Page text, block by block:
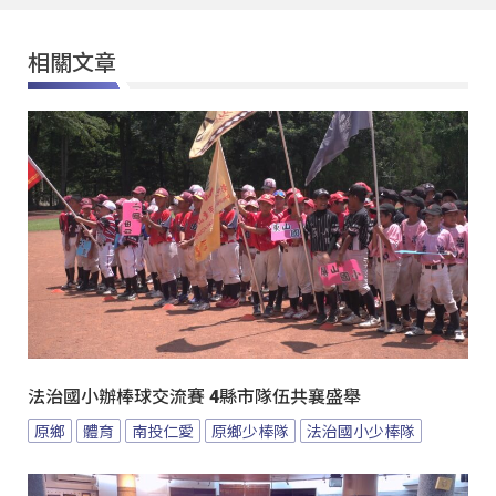
相關文章
法治國小辦棒球交流賽 4縣市隊伍共襄盛舉
原鄉 體育 南投仁愛 原鄉少棒隊 法治國小少棒隊